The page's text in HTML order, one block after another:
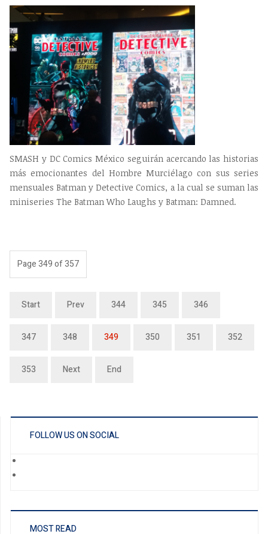
SMASH y DC Comics México seguirán acercando las historias
más emocionantes del Hombre Murciélago con sus series
mensuales Batman y Detective Comics, a la cual se suman las
miniseries The Batman Who Laughs y Batman: Damned.
Page 349 of 357
Start Prev 344 345 346
347 348 349 350 351 352
353 Next End
FOLLOW US ON SOCIAL
MOST READ